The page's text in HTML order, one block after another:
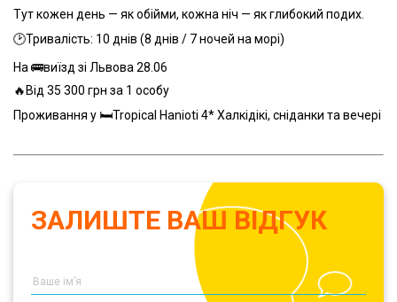
Тут кожен день — як обійми, кожна ніч — як глибокий подих.
🕑Тривалість: 10 днів (8 днів / 7 ночей на морі)
На 🚌виїзд зі Львова 28.06
🔥Від 35 300 грн за 1 особу
Проживання у 🛏Tropical Hanioti 4* Халкідікі, сніданки та вечері
ЗАЛИШТЕ ВАШ ВІДГУК